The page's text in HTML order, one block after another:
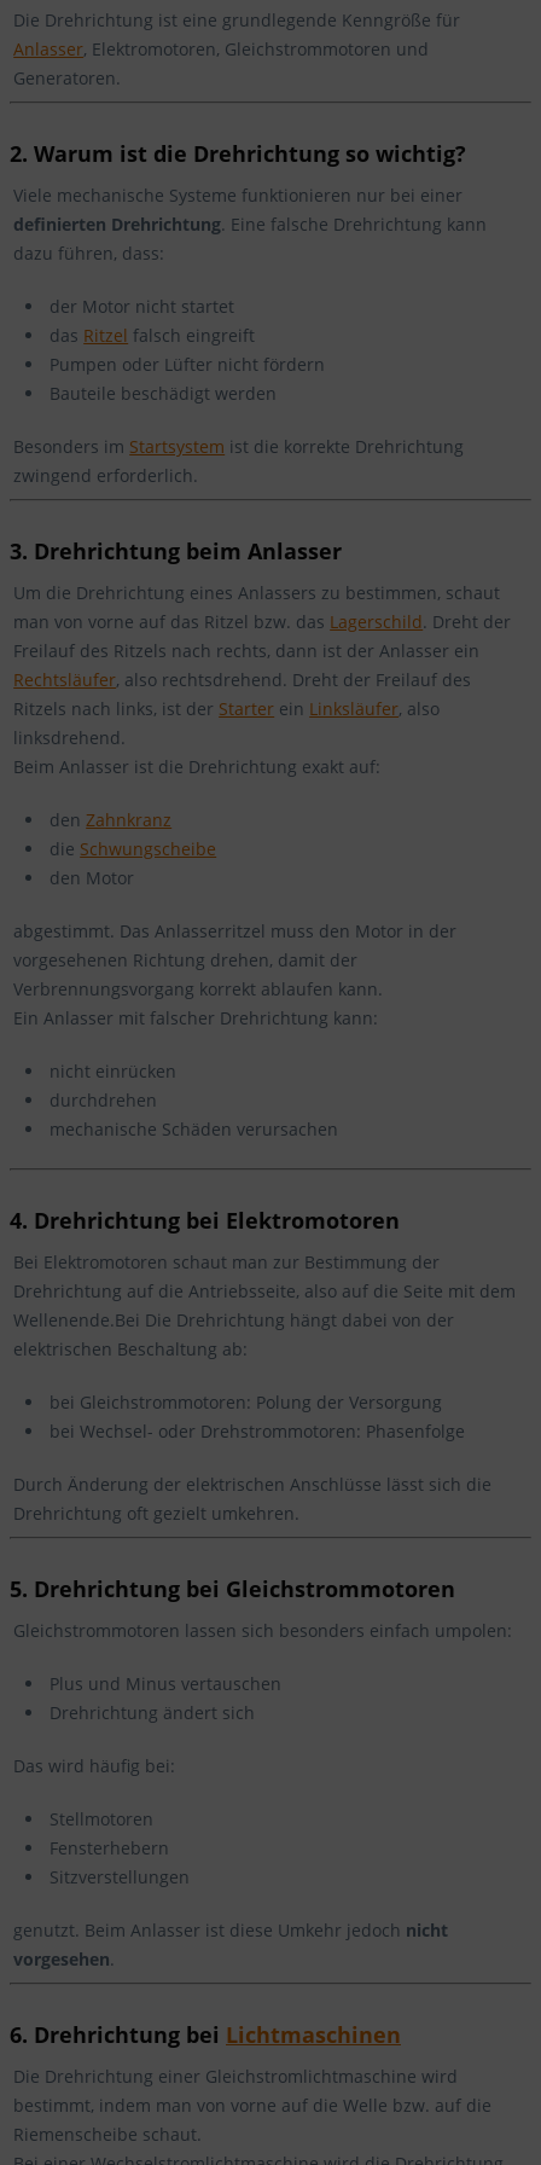
Die Drehrichtung ist eine grundlegende Kenngröße für
Anlasser, Elektromotoren, Gleichstrommotoren und
Generatoren.
2. Warum ist die Drehrichtung so wichtig?
Viele mechanische Systeme funktionieren nur bei einer
definierten Drehrichtung. Eine falsche Drehrichtung kann
dazu führen, dass:
der Motor nicht startet
das Ritzel falsch eingreift
Pumpen oder Lüfter nicht fördern
Bauteile beschädigt werden
Besonders im Startsystem ist die korrekte Drehrichtung
zwingend erforderlich.
3. Drehrichtung beim Anlasser
Um die Drehrichtung eines Anlassers zu bestimmen, schaut
man von vorne auf das Ritzel bzw. das Lagerschild. Dreht der
Freilauf des Ritzels nach rechts, dann ist der Anlasser ein
Rechtsläufer, also rechtsdrehend. Dreht der Freilauf des
Ritzels nach links, ist der Starter ein Linksläufer, also
linksdrehend.
Beim Anlasser ist die Drehrichtung exakt auf:
den Zahnkranz
die Schwungscheibe
den Motor
abgestimmt. Das Anlasserritzel muss den Motor in der
vorgesehenen Richtung drehen, damit der
Verbrennungsvorgang korrekt ablaufen kann.
Ein Anlasser mit falscher Drehrichtung kann:
nicht einrücken
durchdrehen
mechanische Schäden verursachen
4. Drehrichtung bei Elektromotoren
Bei Elektromotoren schaut man zur Bestimmung der
Drehrichtung auf die Antriebsseite, also auf die Seite mit dem
Wellenende.Bei Die Drehrichtung hängt dabei von der
elektrischen Beschaltung ab:
bei Gleichstrommotoren: Polung der Versorgung
bei Wechsel- oder Drehstrommotoren: Phasenfolge
Durch Änderung der elektrischen Anschlüsse lässt sich die
Drehrichtung oft gezielt umkehren.
5. Drehrichtung bei Gleichstrommotoren
Gleichstrommotoren lassen sich besonders einfach umpolen:
Plus und Minus vertauschen
Drehrichtung ändert sich
Das wird häufig bei:
Stellmotoren
Fensterhebern
Sitzverstellungen
genutzt. Beim Anlasser ist diese Umkehr jedoch nicht
vorgesehen.
6. Drehrichtung bei Lichtmaschinen
Die Drehrichtung einer Gleichstromlichtmaschine wird
bestimmt, indem man von vorne auf die Welle bzw. auf die
Riemenscheibe schaut.